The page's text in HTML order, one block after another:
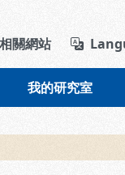
相關網站
我的研究室